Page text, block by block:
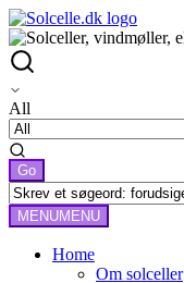
All
MENUMENU
Home
Om solceller